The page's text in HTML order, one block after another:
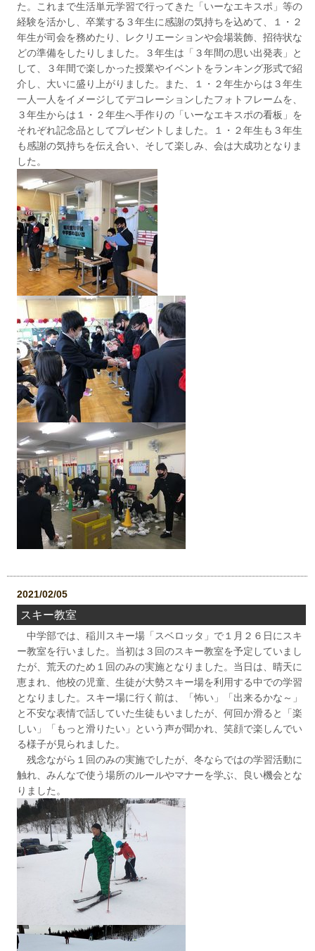
た。これまで生活単元学習で行ってきた「いーなエキスポ」等の
経験を活かし、卒業する３年生に感謝の気持ちを込めて、１・２
年生が司会を務めたり、レクリエーションや会場装飾、招待状な
どの準備をしたりしました。３年生は「３年間の思い出発表」と
して、３年間で楽しかった授業やイベントをランキング形式で紹
介し、大いに盛り上がりました。また、１・２年生からは３年生
一人一人をイメージしてデコレーションしたフォトフレームを、
３年生からは１・２年生へ手作りの「いーなエキスポの看板」を
それぞれ記念品としてプレゼントしました。１・２年生も３年生
も感謝の気持ちを伝え合い、そして楽しみ、会は大成功となりま
した。
2021/02/05
スキー教室
中学部では、稲川スキー場「スベロッタ」で１月２６日にスキ
ー教室を行いました。当初は３回のスキー教室を予定していまし
たが、荒天のため１回のみの実施となりました。当日は、晴天に
恵まれ、他校の児童、生徒が大勢スキー場を利用する中での学習
となりました。スキー場に行く前は、「怖い」「出来るかな～」
と不安な表情で話していた生徒もいましたが、何回か滑ると「楽
しい」「もっと滑りたい」という声が聞かれ、笑顔で楽しんでい
る様子が見られました。
残念ながら１回のみの実施でしたが、冬ならではの学習活動に
触れ、みんなで使う場所のルールやマナーを学ぶ、良い機会とな
りました。